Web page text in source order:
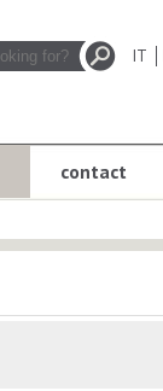
contact
IT